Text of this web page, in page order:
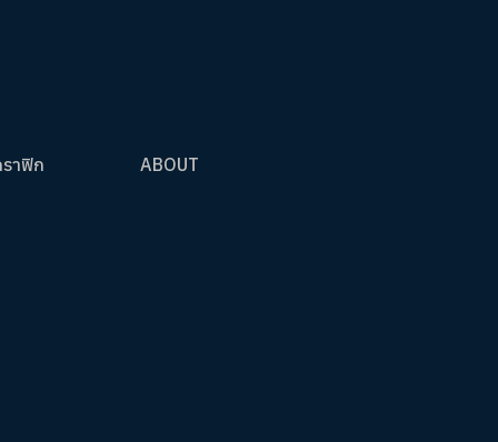
าฟิก ABOUT